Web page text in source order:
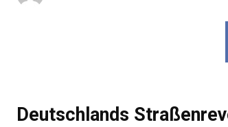
Deutschlands